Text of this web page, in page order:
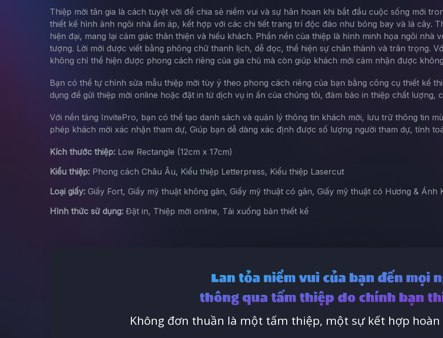
Thiệp mời tân gia là cách tuyệt vời để chia sẻ niềm vui và sự hân hoan khi bắt đầu cuộc sống mới
thiết kế hình ảnh ngôi nhà ấm áp, kết hợp với các chi tiết trang trí độc đáo như bóng bay và lá cây.
hiện đại, mang lại cảm giác thân thiện và hiếu khách. Phần nền của thiệp là hình minh họa ngôi nhà
tượng. Lời mời được viết bằng phông chữ thanh lịch, dễ đọc, thể hiện sự chân thành và trân trọng.
không chỉ thể hiện được phong cách riêng của gia chủ mà còn giúp khách mời cảm nhận được
Bạn có thể tự chỉnh sửa mẫu thiệp mời tùy ý theo phong cách riêng của bạn bằng công cụ thiết kế
dụng để gửi thiệp mời online hoặc đặt in từ dịch vụ in ấn của chúng tôi, đảm bảo in thiệp chất lượng,
Với nền tảng InvitePro, bạn có thể tạo danh sách và quản lý thông tin khách mời, lưu trữ thông tin
phép khách mời xác nhận tham dự, Giúp bạn dễ dàng xác định được số lượng người tham dự, tính
Kích thước thiệp: Low Rectangle (12cm x 17cm)
Kiểu thiệp: Phong cách Châu Âu, Kiểu thiệp Letterpress, Kiểu thiệp Lasercut
Loại giấy: Giấy Fort, Giấy mỹ thuật không gân, Giấy mỹ thuật có gân, Giấy mỹ thuật có Hương & Ánh
Hình thức sử dụng: Đặt in, Thiệp mời online, Tải xuống bản thiết kế
Lan tỏa niềm vui của bạn đến mọi
thông qua tấm thiệp do chính bạn
Không đơn thuần là một tấm thiệp, một sự kết hợp hoàn